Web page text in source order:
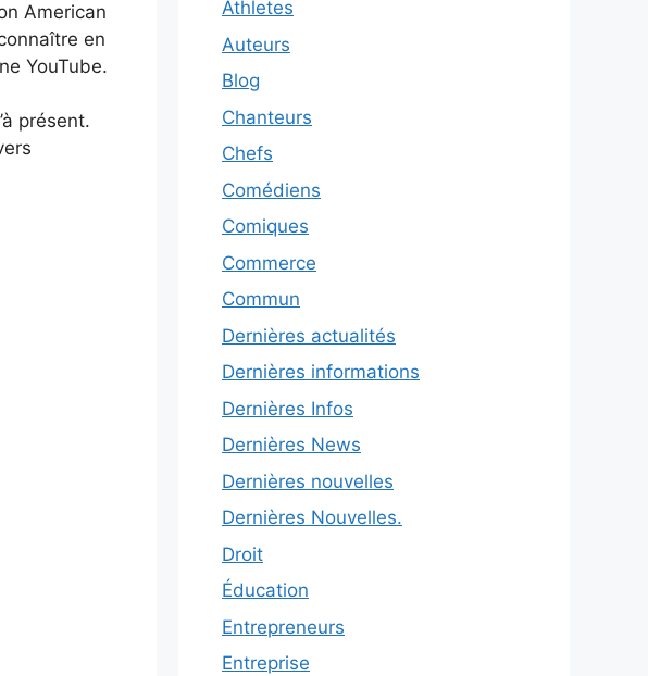
American
en
YouTube.
présent.
Athletes
Auteurs
Blog
Chanteurs
Chefs
Comédiens
Comiques
Commerce
Commun
Dernières actualités
Dernières informations
Dernières Infos
Dernières News
Dernières nouvelles
Dernières Nouvelles.
Droit
Éducation
Entrepreneurs
Entreprise